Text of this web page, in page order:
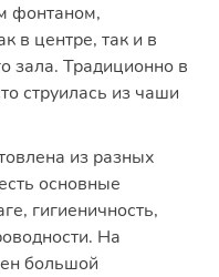
фонтаном,
в центре, так и в
зала. Традиционно в
струилась из чаши
из разных
основные
гигиеничность,
На
большой